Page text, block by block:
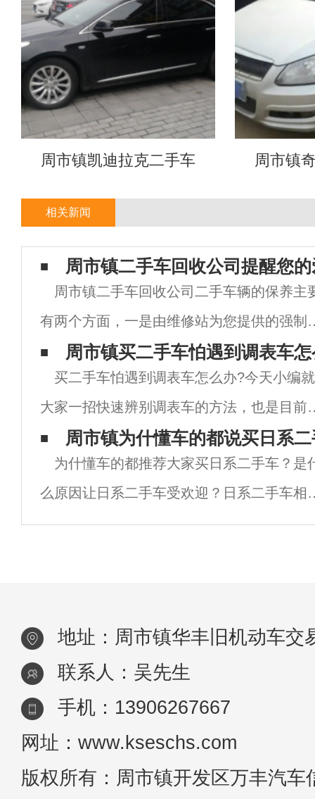
周市镇凯迪拉克二手车 周市镇
相关新闻
周市镇二手车回收公司提醒您
周市镇二手车回收公司二手车辆的保养主
有两个方面，一是由维修站为您提供的强制
养。另一方面就是二手车主自己作的一些日
保养。二手车辆的正常保养关系到二手车辆
使用寿命和司机乘客的安全。若保养或使用
当会
周市镇买二手车怕遇到调表车
买二手车怕遇到调表车怎么办?今天小编
大家一招快速辨别调表车的方法，也是目前
二手车市场上最靠谱的方法，同时也是很多
二手车的朋友都在用的方法，你知道是什么
法吗？小编也不卖关子了，下面就来告诉大
周市镇为什懂车的都说买日系
为什懂车的都推荐大家买日系二手车？是
么原因让日系二手车受欢迎？日系二手车相
其他品牌的车有哪些优势呢？下面小编就来
地址：周市镇华丰旧机动车交
联系人：吴先生
手机：13906267667
网址：www.kseschs.com
版权所有：周市镇开发区万丰汽车